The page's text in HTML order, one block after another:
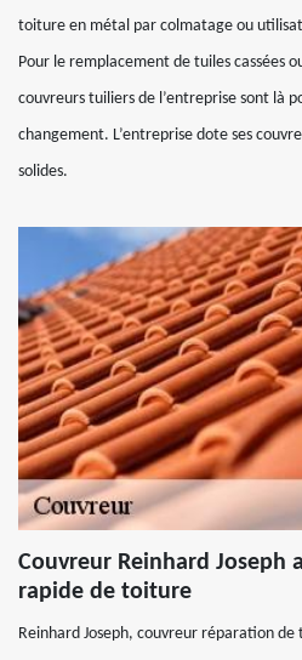
toiture en métal par colmatage ou
Pour le remplacement de tuiles cassées
couvreurs tuiliers de l’entreprise sont là
changement. L’entreprise dote ses
solides.
Couvreur Reinhard Joseph
rapide de toiture
Reinhard Joseph, couvreur réparation